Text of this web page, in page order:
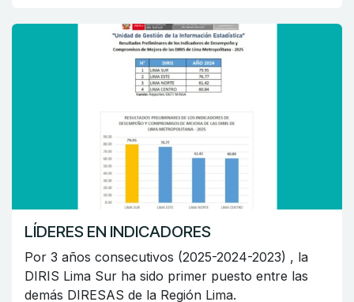
LÍDERES EN INDICADORES
Por 3 años consecutivos (2025-2024-2023) , la
DIRIS Lima Sur ha sido primer puesto entre las
demás DIRESAS de la Región Lima.